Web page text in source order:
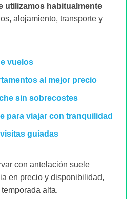
utilizamos habitualmente
alojamiento, transporte y
vuelos
al mejor precio
sin sobrecostes
para viajar con tranquilidad
guiadas
con antelación suele
en precio y disponibilidad,
alta.